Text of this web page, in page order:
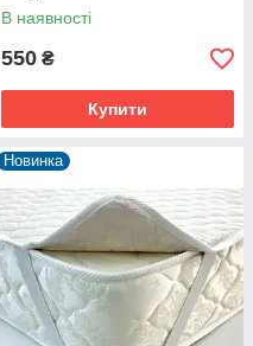
В наявності
550 ₴
Купити
Новинка